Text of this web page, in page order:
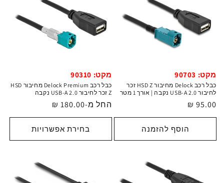
מקט: 90703
כבל רכב Delock מחיבור HSD Z זכר
לחיבור USB-A 2.0 נקבה | אורך 1 מטר
מחיר
רגיל
95.00 ₪
הוסף להזמנה
מקט: 90310
כבל רכב Delock Premium מחיבור HSD
Z זכר לחיבור USB-A 2.0 נקבה
מחיר
רגיל
החל מ-180.00 ₪
בחירת אפשרויות